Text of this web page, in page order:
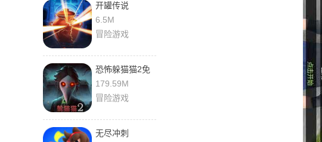
开罐传说
6.5M
冒险游戏
恐怖躲猫猫2免
广告
179.59M
冒险游戏
无尽冲刺